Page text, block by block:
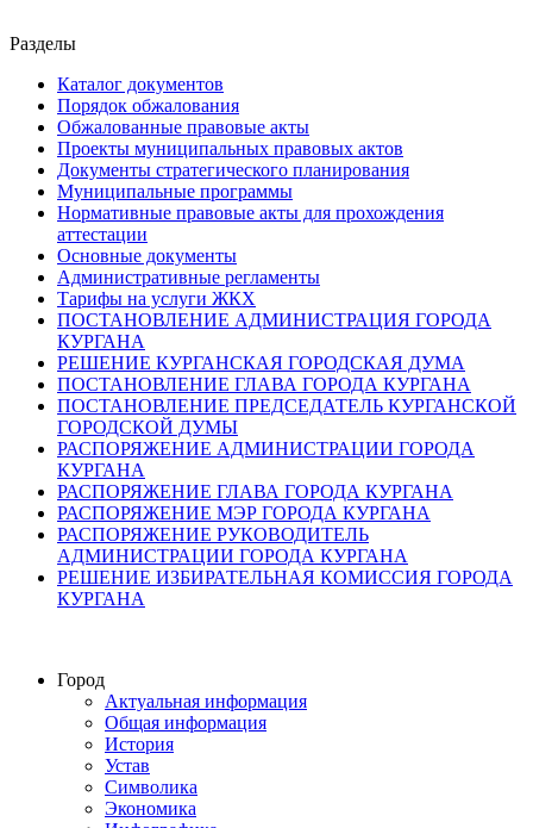
Разделы
Каталог документов
Порядок обжалования
Обжалованные правовые акты
Проекты муниципальных правовых актов
Документы стратегического планирования
Муниципальные программы
Нормативные правовые акты для прохождения
аттестации
Основные документы
Административные регламенты
Тарифы на услуги ЖКХ
ПОСТАНОВЛЕНИЕ АДМИНИСТРАЦИЯ ГОРОДА
КУРГАНА
РЕШЕНИЕ КУРГАНСКАЯ ГОРОДСКАЯ ДУМА
ПОСТАНОВЛЕНИЕ ГЛАВА ГОРОДА КУРГАНА
ПОСТАНОВЛЕНИЕ ПРЕДСЕДАТЕЛЬ КУРГАНСКОЙ
ГОРОДСКОЙ ДУМЫ
РАСПОРЯЖЕНИЕ АДМИНИСТРАЦИИ ГОРОДА
КУРГАНА
РАСПОРЯЖЕНИЕ ГЛАВА ГОРОДА КУРГАНА
РАСПОРЯЖЕНИЕ МЭР ГОРОДА КУРГАНА
РАСПОРЯЖЕНИЕ РУКОВОДИТЕЛЬ
АДМИНИСТРАЦИИ ГОРОДА КУРГАНА
РЕШЕНИЕ ИЗБИРАТЕЛЬНАЯ КОМИССИЯ ГОРОДА
КУРГАНА
Город
Актуальная информация
Общая информация
История
Устав
Символика
Экономика